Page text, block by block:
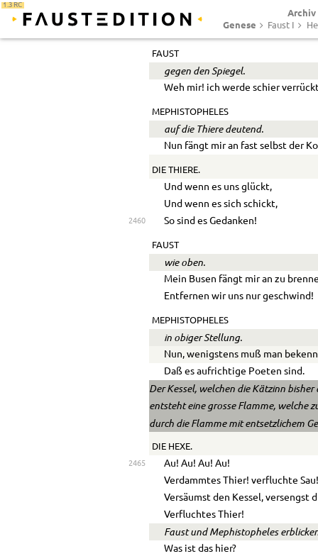
1.3 RC
Archiv
Genese
Faust I
Wir reden und sehn,
Wir hören und reimen;
FAUST
gegen den Spiegel.
Weh mir! ich werde schier
MEPHISTOPHELES
auf die Thiere deutend.
Nun fängt mir an fast selbst der
DIE THIERE.
Und wenn es uns glückt,
Und wenn es sich schickt,
2460 So sind es Gedanken!
FAUST
wie oben.
Mein Busen fängt mir an zu
Entfernen wir uns nur geschwind!
MEPHISTOPHELES
in obiger Stellung.
Nun, wenigstens muß man
Daß es aufrichtige Poeten sind.
Der Kessel, welchen die Kätzinn
entsteht eine grosse Flamme, welche
durch die Flamme mit entsetzli­chem
DIE HEXE.
2465
Au! Au! Au! Au!
Verdammtes Thier! verfluchte
Versäumst den Kessel, versengst
Verfluchtes Thier!
Faust und Mephistopheles
Was ist das hier?